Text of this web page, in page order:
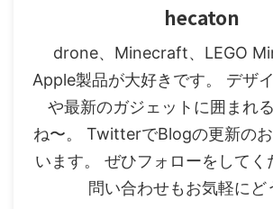
hecaton
drone、Minecraft、LEGO
Apple製品が大好きです。 デザ
や最新のガジェットに囲まれ
ね〜。 TwitterでBlogの更新の
います。 ぜひフォローをしてく
問い合わせもお気軽にど